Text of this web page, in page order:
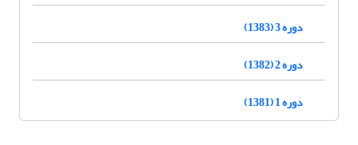
دوره 3 (1383)
دوره 2 (1382)
دوره 1 (1381)